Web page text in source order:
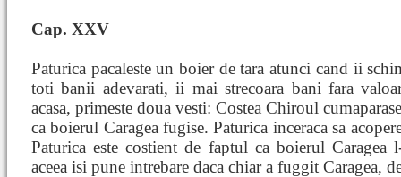
Cap. XXV
Paturica pacaleste un boier de tara atunci cand ii
toti banii adevarati, ii mai strecoara bani fara
acasa, primeste doua vesti: Costea Chiroul
ca boierul Caragea fugise. Paturica inceraca sa
Paturica este costient de faptul ca boierul
aceea isi pune intrebare daca chiar a fuggit Caragea,